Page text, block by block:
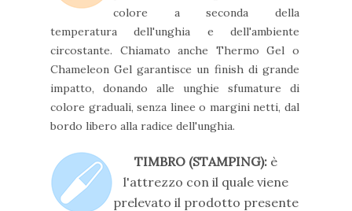
colore a seconda della
temperatura dell'unghia e dell'ambiente
circostante. Chiamato anche Thermo Gel o
Chameleon Gel garantisce un finish di grande
impatto, donando alle unghie sfumature di
colore graduali, senza linee o margini netti, dal
bordo libero alla radice dell'unghia.
TIMBRO (STAMPING): è
l'attrezzo con il quale viene
prelevato il prodotto presente